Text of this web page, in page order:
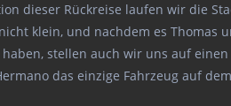
dieser Rückreise laufen wir die
klein, und nachdem es Thomas
stellen auch wir uns auf
das einzige Fahrzeug auf